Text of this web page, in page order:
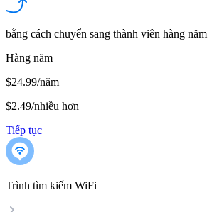
bằng cách chuyển sang thành viên hàng năm
Hàng năm
$24.99/năm
$2.49/nhiều hơn
Tiếp tục
Trình tìm kiếm WiFi